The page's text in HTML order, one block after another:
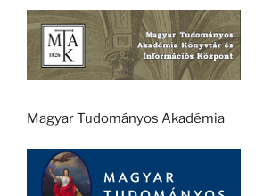
Magyar Tudományos Akadémia